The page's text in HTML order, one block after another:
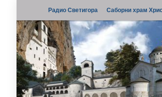
Радио Светигора Саборни храм